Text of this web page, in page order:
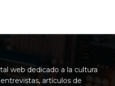
web dedicado a la cultura
artículos de